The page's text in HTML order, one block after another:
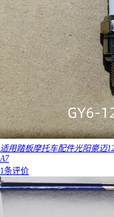
适用踏板摩托车配件光阳豪迈
A7
1条评价